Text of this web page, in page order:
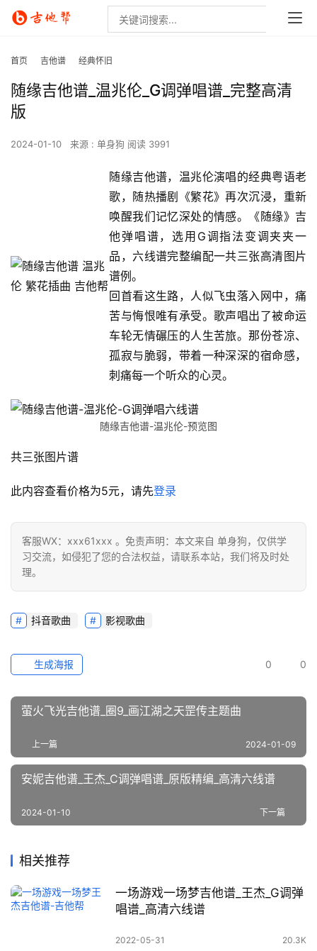
首页 吉他谱 经典怀旧
随缘吉他谱_温兆伦_G调弹唱谱_完整高清
版
2024-01-10 来源 : 单身狗 阅读 3991
随缘吉他谱，温兆伦演唱的经典粤语老
歌，随热播剧《繁花》再次沉浸，重新
唤醒我们记忆深处的情感。《随缘》吉
他弹唱谱，选用G调指法变调夹夹一
品，六线谱完整编配一共三张高清图片
谱例。
回首看这生路，人似飞虫落入网中，痛
苦与悔恨唯有承受。歌声唱出了被命运
车轮无情碾压的人生苦旅。那份苍凉、
孤寂与脆弱，带着一种深深的宿命感，
刺痛每一个听众的心灵。
随缘吉他谱-温兆伦-预览图
共三张图片谱
此内容查看价格为5元，请先登录
客服WX：xxx61xxx 。免责声明：本文来自 单身狗，仅供学
习交流，如侵犯了您的合法权益，请联系本站，我们将及时处
理。
抖音歌曲 影视歌曲
0 0
生成海报
萤火飞光吉他谱_圈9_画江湖之天罡传主题曲
上一篇 2024-01-09
安妮吉他谱_王杰_C调弹唱谱_原版精编_高清六线谱
下一篇
2024-01-10
相关推荐
一场游戏一场梦吉他谱_王杰_G调弹
唱谱_高清六线谱
2022-05-31 20.3K